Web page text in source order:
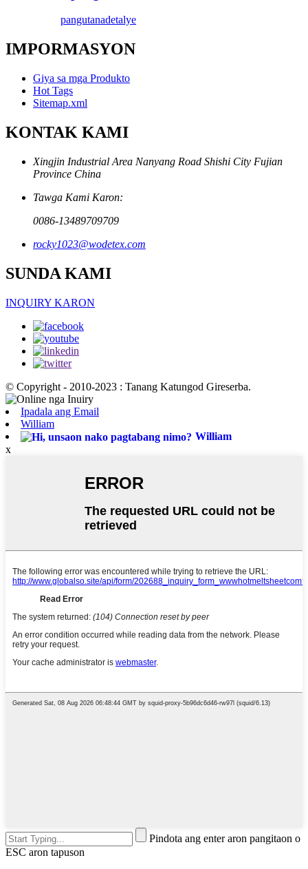
pangutanadetalye
IMPORMASYON
Giya sa mga Produkto
Hot Tags
Sitemap.xml
KONTAK KAMI
Xingjin Industrial Area Nanyang Road Shishi City Fujian
Province China
Tawga Kami Karon:
0086-13489709709
rocky1023@wodetex.com
SUNDA KAMI
INQUIRY KARON
© Copyright - 2010-2023 : Tanang Katungod Gireserba.
Ipadala ang Email
William
William
x
Pindota ang enter aron pangitaon o
ESC aron tapuson